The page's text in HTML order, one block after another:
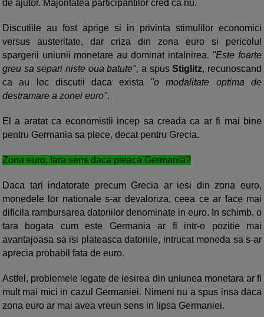
de ajutor. Majoritatea participantilor cred ca nu.
Discutiile au fost aprige si in privinta stimulilor economici
versus austeritate, dar criza din zona euro si pericolul
spargerii uniunii monetare au dominat intalnirea. "Este foarte
greu sa separi niste oua batute", a spusStiglitz, recunoscand
ca au loc discutii daca exista "o modalitate optima de
destramare a zonei euro".
El a aratat ca economistii incep sa creada ca ar fi mai bine
pentru Germania sa plece, decat pentru Grecia.
Zona euro, fara sens daca pleaca Germania?
Daca tari indatorate precum Grecia ar iesi din zona euro,
monedele lor nationale s-ar devaloriza, ceea ce ar face mai
dificila rambursarea datoriilor denominate in euro. In schimb, o
tara bogata cum este Germania ar fi intr-o pozitie mai
avantajoasa sa isi plateasca datoriile, intrucat moneda sa s-ar
aprecia probabil fata de euro.
Astfel, problemele legate de iesirea din uniunea monetara ar fi
mult mai mici in cazul Germaniei. Nimeni nu a spus insa daca
zona euro ar mai avea vreun sens in lipsa Germaniei.